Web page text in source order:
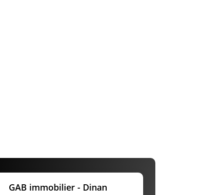
GAB immobilier - Dinan